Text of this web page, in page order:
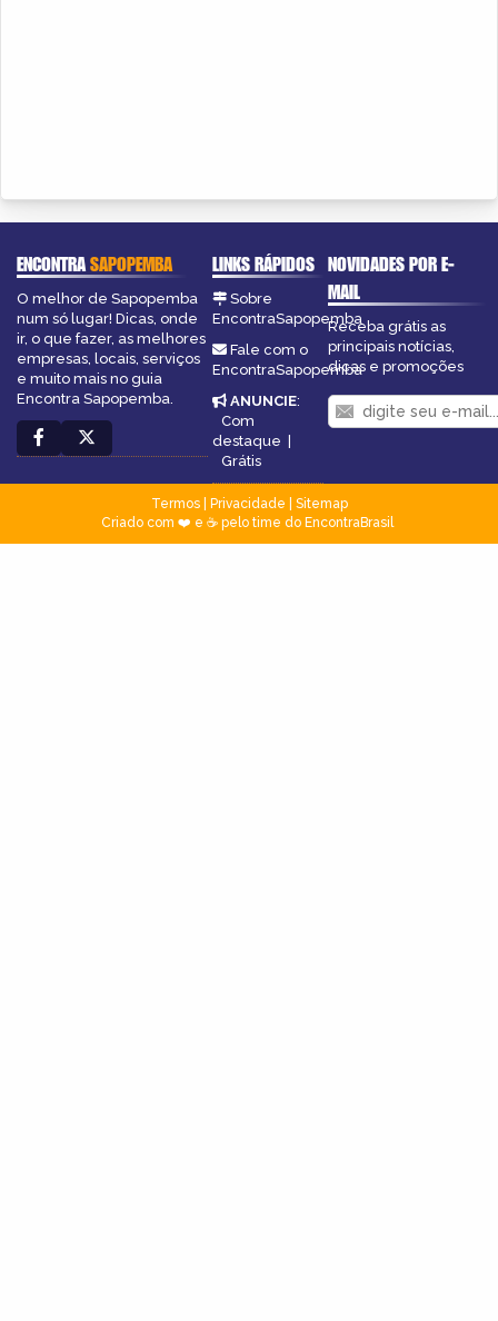
ENCONTRASAPOPEMBA
O melhor de Sapopemba
num só lugar! Dicas, onde
ir, o que fazer, as melhores
empresas, locais, serviços
e muito mais no guia
Encontra Sapopemba.
LINKS RÁPIDOS
Sobre
EncontraSapopemba
Fale com o
EncontraSapopemba
ANUNCIE:
Com
destaque |
Grátis
NOVIDADES POR E-
MAIL
Receba grátis as
principais notícias,
dicas e promoções
Termos| Privacidade
Sitemap
Criado com ❤️ e ☕ pelo time do EncontraBrasil